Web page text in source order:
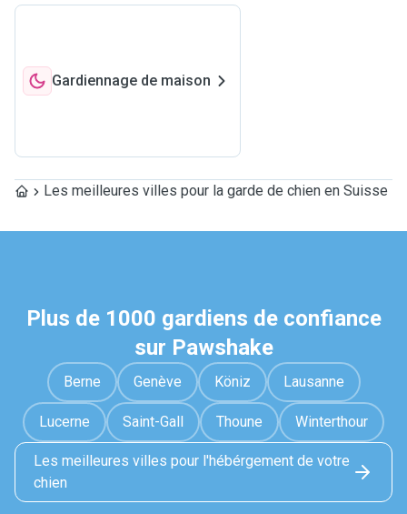
Gardiennage de maison
Les meilleures villes pour la garde de chien en Suisse
Plus de 1000 gardiens de confiance
sur Pawshake
Berne Genève Köniz Lausanne
Lucerne Saint-Gall Thoune Winterthour
Les meilleures villes pour l'hébérgement de votre
chien